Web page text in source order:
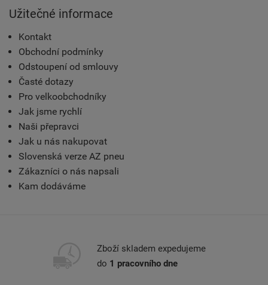
Užitečné informace
Kontakt
Obchodní podmínky
Odstoupení od smlouvy
Časté dotazy
Pro velkoobchodníky
Jak jsme rychlí
Naši přepravci
Jak u nás nakupovat
Slovenská verze AZ pneu
Zákazníci o nás napsali
Kam dodáváme
Zboží skladem expedujeme
do 1 pracovního dne